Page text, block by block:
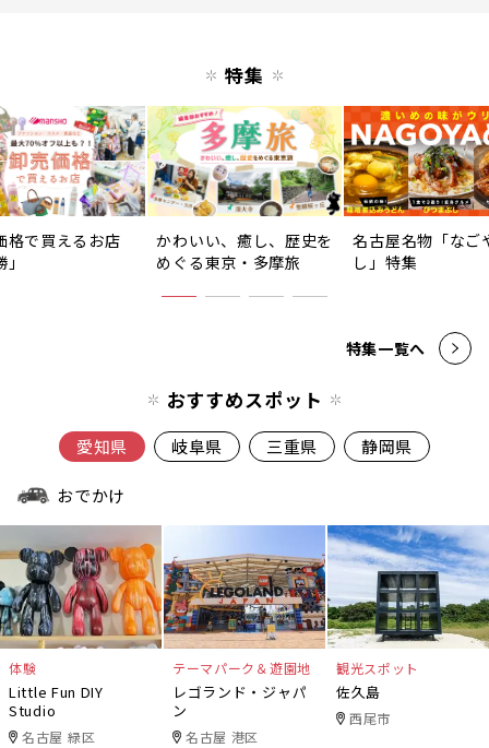
特集
格で買えるお店
かわいい、癒し、歴史を
めぐる東京・多摩旅
名古屋名物「なご
し」特集
特集一覧へ
おすすめスポット
愛知県 岐阜県 三重県 静岡県
おでかけ
体験
Little Fun DIY
Studio
名古屋 緑区
テーマパーク＆遊園地
レゴランド・ジャパ
ン
名古屋 港区
観光スポット
佐久島
西尾市